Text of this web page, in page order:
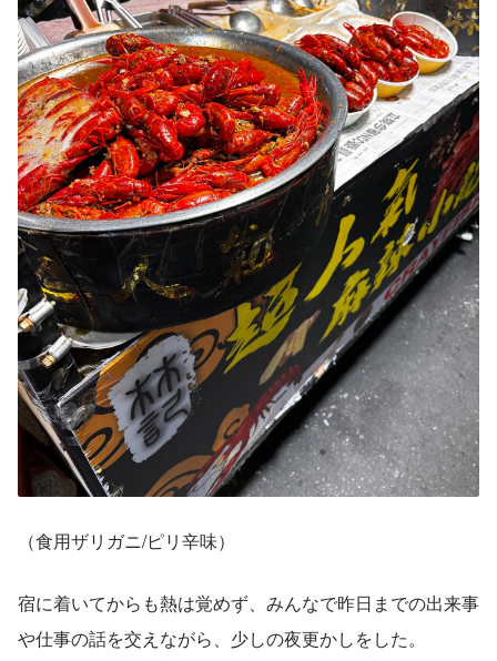
（食用ザリガニ/ピリ辛味）
宿に着いてからも熱は覚めず、みんなで昨日までの出来事
や仕事の話を交えながら、少しの夜更かしをした。